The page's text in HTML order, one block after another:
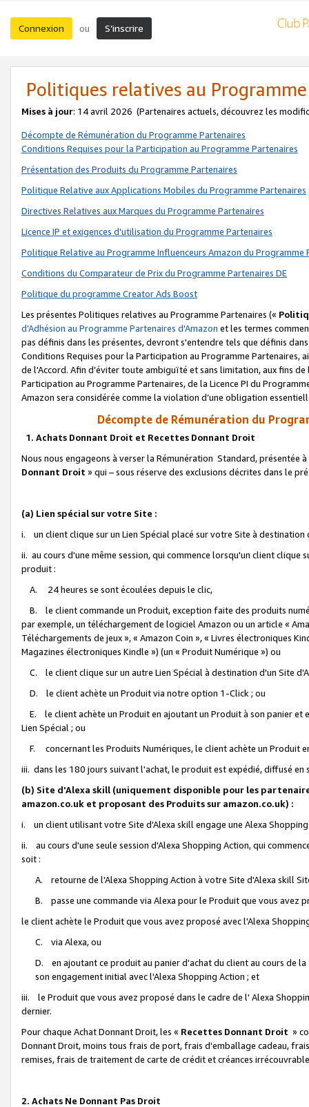
Connexion ou S’inscrire
Politiques relatives au
Mises à jour: 14 avril 2026 (Partenaires actuels, découvrez les
Décompte de Rémunération du Programme Partenaires
Conditions Requises pour la Participation au Programme Partenaires
Présentation des Produits du Programme Partenaires
Politique Relative aux Applications Mobiles du Programme Partenaires
Directives Relatives aux Marques du Programme Partenaires
Licence IP et exigences d'utilisation du Programme Partenaires
Politique Relative au Programme Influenceurs Amazon du Programme
Conditions du Comparateur de Prix du Programme Partenaires DE
Politique du programme Creator Ads Boost
Les présentes Politiques relatives au Programme Partenaires («
d’Adhésion au Programme Partenaires d'Amazon et les termes
pas définis dans les présentes, devront s'entendre tels que définis
Conditions Requises pour la Participation au Programme Partenaires,
de l'Accord. Afin d’éviter toute ambiguïté et sans limitation, aux fins
Participation au Programme Partenaires, de la Licence PI du
Amazon sera considérée comme la violation d’une obligation
Décompte de Rémunération du
1. Achats Donnant Droit et Recettes Donnant Droit
Nous nous engageons à verser la Rémunération Standard, présentée
Donnant Droit » qui – sous réserve des exclusions décrites dans le
(a) Lien spécial sur votre Site :
i. un client clique sur un Lien Spécial placé sur votre Site à destination
ii. au cours d'une même session, qui commence lorsqu'un client
produit :
A. 24 heures se sont écoulées depuis le clic,
B. le client commande un Produit, exception faite des produits
par exemple, un téléchargement de logiciel Amazon ou un article «
Téléchargements de jeux », « Amazon Coin », « Livres électroniques
Magazines électroniques Kindle ») (un « Produit Numérique ») ou
C. le client clique sur un autre Lien Spécial à destination d'un Site
D. le client achète un Produit via notre option 1-Click ; ou
E. le client achète un Produit en ajoutant un Produit à son panier et
Lien Spécial ; ou
F. concernant les Produits Numériques, le client achète un Produit
iii. dans les 180 jours suivant l'achat, le produit est expédié, diffusé
(b) Site d'Alexa skill (uniquement disponible pour les
amazon.co.uk et proposant des Produits sur amazon.co.uk) :
i. un client utilisant votre Site d'Alexa skill engage une Alexa
ii. au cours d'une seule session d'Alexa Shopping Action, qui
soit :
A. retourne de l'Alexa Shopping Action à votre Site d'Alexa skill
B. passe une commande via Alexa pour le Produit que vous avez
le client achète le Produit que vous avez proposé avec l'Alexa
C. via Alexa, ou
D. en ajoutant ce produit au panier d'achat du client au cours de
son engagement initial avec l'Alexa Shopping Action ; et
iii. le Produit que vous avez proposé dans le cadre de l' Alexa
dernier.
Pour chaque Achat Donnant Droit, les « Recettes Donnant Droit »
Donnant Droit, moins tous frais de port, frais d'emballage cadeau,
remises, frais de traitement de carte de crédit et créances
2. Achats Ne Donnant Pas Droit